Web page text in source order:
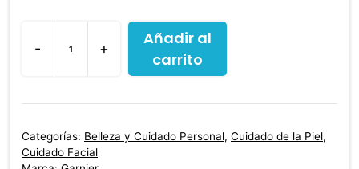
-
Crema
Limpiadora
Nutritiva
Anti
+
Añadir al
carrito
Categorías: Belleza y Cuidado Personal, Cuidado de la Piel,
Cuidado Facial